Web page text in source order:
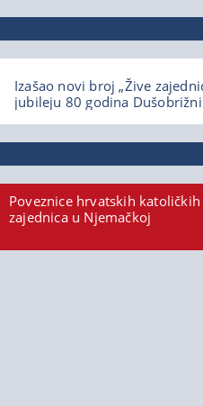
Izašao novi broj „Žive
jubileju 80 godina
Poveznice hrvatskih
zajednica u Njemačkoj